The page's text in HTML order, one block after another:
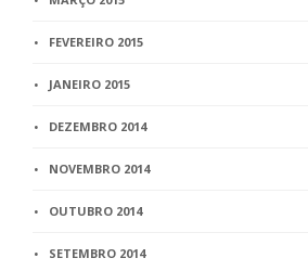
FEVEREIRO 2015
JANEIRO 2015
DEZEMBRO 2014
NOVEMBRO 2014
OUTUBRO 2014
SETEMBRO 2014